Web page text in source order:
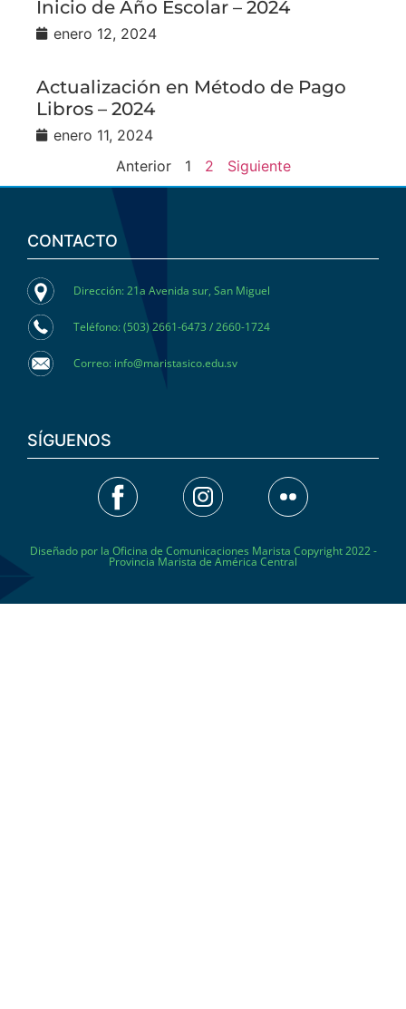
Inicio de Año Escolar – 2024
enero 12, 2024
Actualización en Método de Pago
Libros – 2024
enero 11, 2024
Anterior
1 2 Siguiente
CONTACTO
Dirección: 21a Avenida sur, San Miguel
Teléfono: (503) 2661-6473 / 2660-1724
Correo: info@maristasico.edu.sv
SÍGUENOS
Diseñado por la Oficina de Comunicaciones Marista Copyright 2022 -
Provincia Marista de América Central